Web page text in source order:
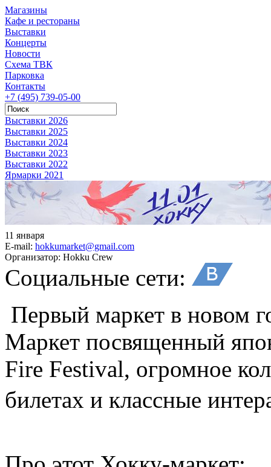
Магазины
Кафе и рестораны
Выставки
Концерты
Новости
Схема ТВК
Парковка
Контакты
+7 (495) 739-05-00
Выставки 2026
Выставки 2025
Выставки 2024
Выставки 2023
Выставки 2022
Ярмарки 2021
11 января
E-mail: hokkumarket@gmail.com
Организатор: Hokku Crew
Социальные сети:
Первый маркет в новом
Маркет посвященный
Fire Festival, огромное
билетах и классные